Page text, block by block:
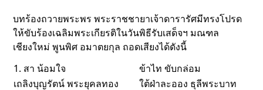
บทร้องถวายพระพร พระราชชายาเจ้าดารารัศมีทรงโปรด
ให้ขับร้องเฉลิมพระเกียรติในวันพิธีรับเสด็จฯ มณฑล
เชียงใหม่ พูนพิศ อมาตยกุล ถอดเสียงได้ดังนี้
1. สา น้อมใจ
ข้าไท ขับกล่อม
เถลิงบุญรัตน์ พระยุคลทอง
ใต้ฝ่าละออง ธุลีพระบาท